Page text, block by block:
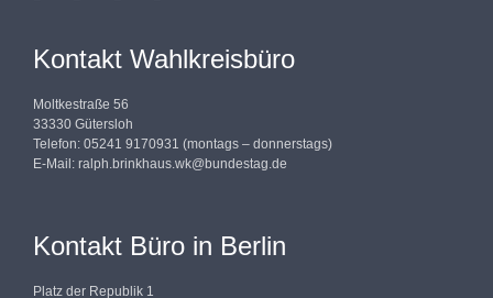
Kontakt Wahlkreisbüro
Moltkestraße 56
33330 Gütersloh
Telefon: 05241 9170931 (montags – donnerstags)
E-Mail: ralph.brinkhaus.wk@bundestag.de
Kontakt Büro in Berlin
Platz der Republik 1